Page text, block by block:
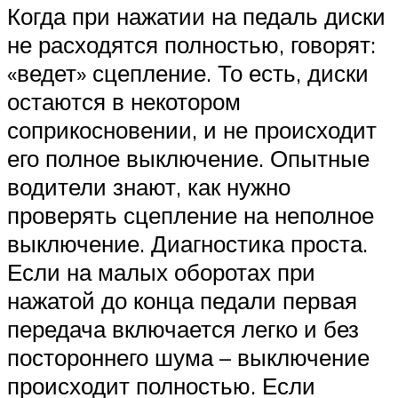
Когда при нажатии на педаль диски
не расходятся полностью, говорят:
«ведет» сцепление. То есть, диски
остаются в некотором
соприкосновении, и не происходит
его полное выключение. Опытные
водители знают, как нужно
проверять сцепление на неполное
выключение. Диагностика проста.
Если на малых оборотах при
нажатой до конца педали первая
передача включается легко и без
постороннего шума – выключение
происходит полностью. Если